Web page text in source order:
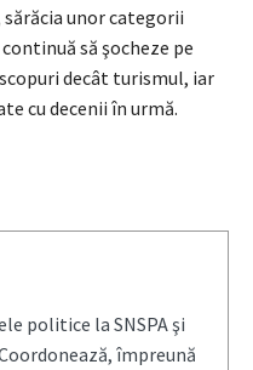
unor categorii
să şocheze pe
decât turismul, iar
cu decenii în urmă.
politice la SNSPA şi
împreună